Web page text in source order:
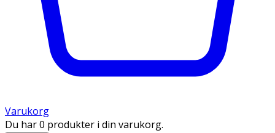
Varukorg
Du har 0 produkter i din varukorg.